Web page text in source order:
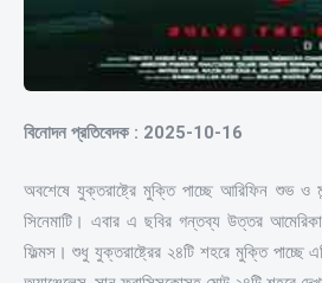
বিনোদন প্রতিবেদক : 2025-10-16
অবশেষে যুক্তরাষ্ট্রে মুক্তি পাচ্ছে আরিফিন শুভ ও
সিনেমাটি। এবার এ ছবির গন্তব্য উত্তর
ফিল্মস। শুধু যুক্তরাষ্ট্রের ২৪টি শহরে মুক্তি পাচ্ছে